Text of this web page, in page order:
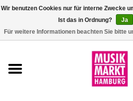
Aktion
Wir benutzen Cookies nur für interne Zwecke
Ist das in Ordnung?
Ja
Für weitere Informationen beachten Sie bitte